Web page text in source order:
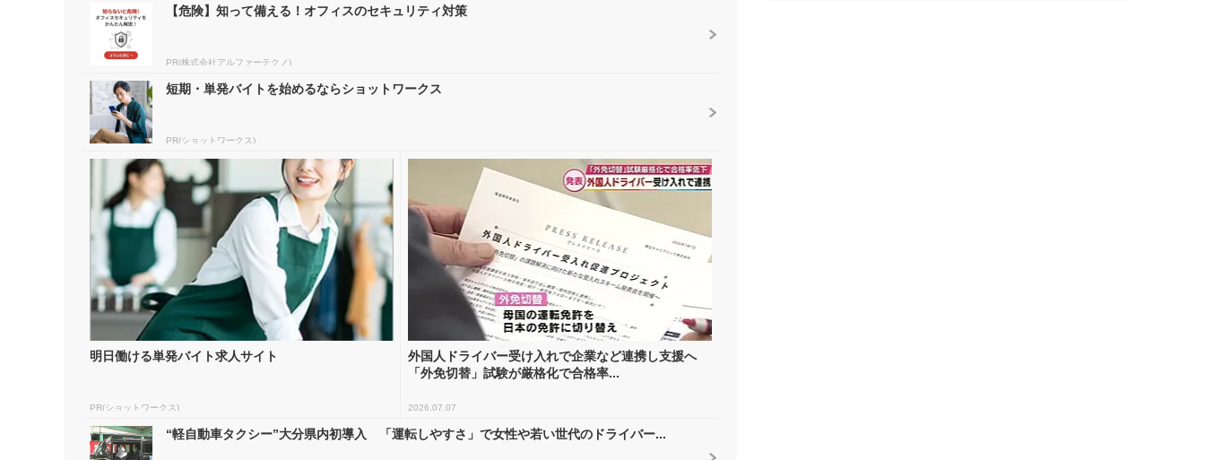
【危険】知って備える！オフィスのセキュリティ対策
PR(株式会社アルファーテクノ)
短期・単発バイトを始めるならショットワークス
PR(ショットワークス)
明日働ける単発バイト求人サイト
PR(ショットワークス)
外国人ドライバー受け入れで企業など連携し支援へ
「外免切替」試験が厳格化で合格率...
2026.07.07
“軽自動車タクシー”大分県内初導入 「運転しやすさ」で女性や若い世代のドライバー...